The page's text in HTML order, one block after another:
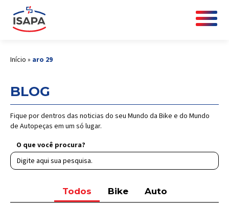
Início » aro 29
BLOG
Fique por dentros das noticias do seu Mundo da Bike e do Mundo
de Autopeças em um só lugar.
O que você procura?
Todos Bike Auto